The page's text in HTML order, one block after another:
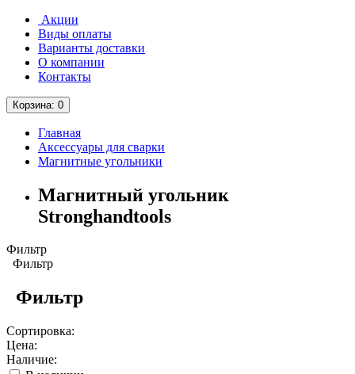
Акции
Виды оплаты
Варианты доставки
О компании
Контакты
Корзина: 0
Главная
Аксессуары для сварки
Магнитные угольники
Магнитный угольник
Stronghandtools
Фильтр
Фильтр
Фильтр
Сортировка:
Цена:
Наличие: